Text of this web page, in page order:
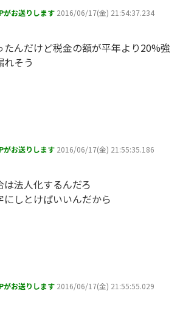
お送りします 2016/06/17(金) 21:54:37.234
たんだけど税金の額が平年より20%強
れそう
お送りします 2016/06/17(金) 21:55:35.186
法人化するんだろ
しとけばいいんだから
お送りします 2016/06/17(金) 21:55:55.029